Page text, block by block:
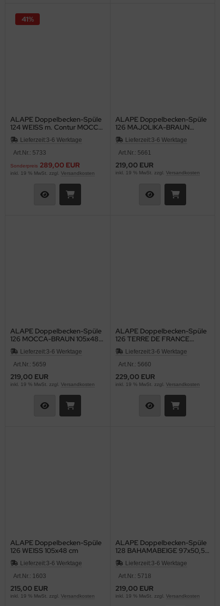
ALAPE Doppelbecken-Spüle
124 WEISS m. Contur MOCCA
92x50,5
Lieferzeit:3-6 Werktage
Art.Nr.: 5733
Sonderpreis 289,00 EUR
41%
inkl. 19 % MwSt. zzgl. Versandkosten
ALAPE Doppelbecken-Spüle
126 MAJOLIKA-BRAUN
105x48 cm
Lieferzeit:3-6 Werktage
Art.Nr.: 5661
219,00 EUR
inkl. 19 % MwSt. zzgl. Versandkosten
ALAPE Doppelbecken-Spüle
126 MOCCA-BRAUN 105x48
cm
Lieferzeit:3-6 Werktage
Art.Nr.: 5659
219,00 EUR
inkl. 19 % MwSt. zzgl. Versandkosten
ALAPE Doppelbecken-Spüle
126 TERRE DE FRANCE
BRAUN 105x48 cm
Lieferzeit:3-6 Werktage
Art.Nr.: 5660
229,00 EUR
inkl. 19 % MwSt. zzgl. Versandkosten
ALAPE Doppelbecken-Spüle
126 WEISS 105x48 cm
Lieferzeit:3-6 Werktage
Art.Nr.: 1603
215,00 EUR
inkl. 19 % MwSt. zzgl. Versandkosten
ALAPE Doppelbecken-Spüle
128 BAHAMABEIGE 97x50,5
cm
Lieferzeit:3-6 Werktage
Art.Nr.: 5718
219,00 EUR
inkl. 19 % MwSt. zzgl. Versandkosten